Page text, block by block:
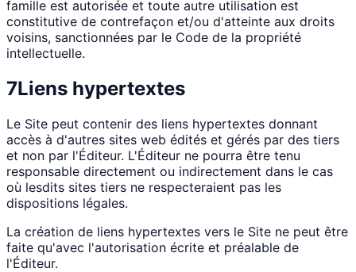
famille est autorisée et toute autre utilisation est
constitutive de contrefaçon et/ou d'atteinte aux droits
voisins, sanctionnées par le Code de la propriété
intellectuelle.
7Liens hypertextes
Le Site peut contenir des liens hypertextes donnant
accès à d'autres sites web édités et gérés par des tiers
et non par l'Éditeur. L'Éditeur ne pourra être tenu
responsable directement ou indirectement dans le cas
où lesdits sites tiers ne respecteraient pas les
dispositions légales.
La création de liens hypertextes vers le Site ne peut être
faite qu'avec l'autorisation écrite et préalable de
l'Éditeur.